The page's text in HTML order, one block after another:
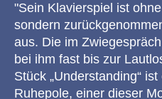
"Sein Klavierspiel ist
sondern
aus. Die im
bei ihm fast bis zur
Stück „Understanding“
Ruhepole, einer dieser